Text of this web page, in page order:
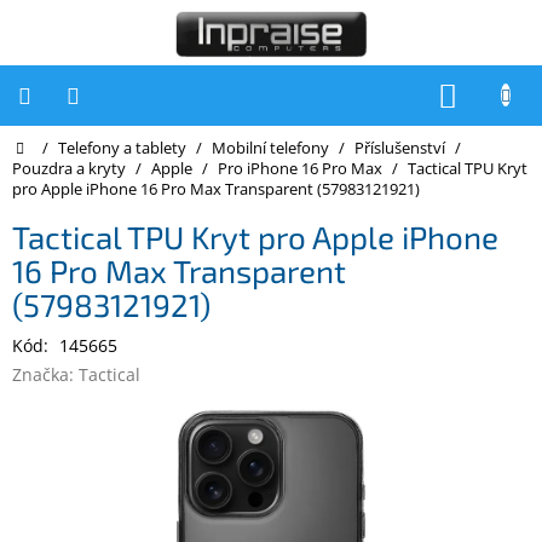
Počítače
Počítače
Notebooky
Tiskárny
Domů
/ Telefony a tablety / Mobilní telefony / Příslušenství /
Pouzdra a kryty / Apple / Pro iPhone 16 Pro Max / Tactical TPU Kryt
pro Apple iPhone 16 Pro Max Transparent (57983121921)
Tactical TPU Kryt pro Apple iPhone
16 Pro Max Transparent
(57983121921)
Kód: 145665
Značka: Tactical